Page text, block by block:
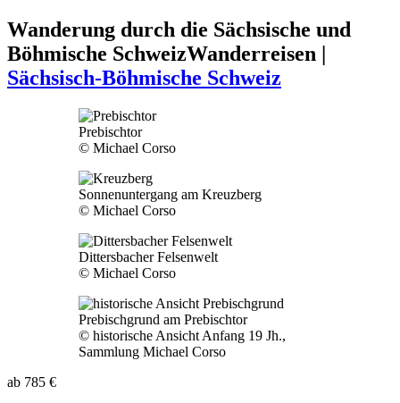
Wanderung durch die Sächsische und
Böhmische SchweizWanderreisen |
Sächsisch-Böhmische Schweiz
Prebischtor
© Michael Corso
Sonnenuntergang am Kreuzberg
© Michael Corso
Dittersbacher Felsenwelt
© Michael Corso
Prebischgrund am Prebischtor
© historische Ansicht Anfang 19 Jh.,
Sammlung Michael Corso
ab 785 €